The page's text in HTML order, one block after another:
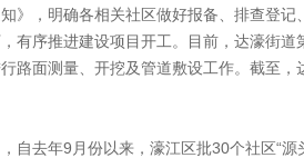
》，明确各相关社区做好报备、排查登
有序推进建设项目开工。目前，达濠街
路面测量、开挖及管道敷设工作。截至
自去年9月份以来，濠江区批30个社区“